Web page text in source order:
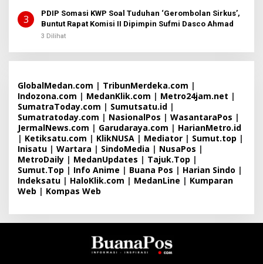
3
PDIP Somasi KWP Soal Tuduhan ‘Gerombolan Sirkus’,
Buntut Rapat Komisi II Dipimpin Sufmi Dasco Ahmad
3 Dilihat
GlobalMedan.com | TribunMerdeka.com |
Indozona.com | MedanKlik.com | Metro24jam.net |
SumatraToday.com | Sumutsatu.id |
Sumatratoday.com | NasionalPos | WasantaraPos |
JermalNews.com | Garudaraya.com | HarianMetro.id
| Ketiksatu.com | KlikNUSA | Mediator | Sumut.top |
Inisatu | Wartara | SindoMedia | NusaPos |
MetroDaily | MedanUpdates | Tajuk.Top |
Sumut.Top | Info Anime | Buana Pos | Harian Sindo |
Indeksatu | HaloKlik.com | MedanLine | Kumparan
Web | Kompas Web